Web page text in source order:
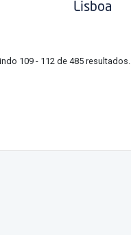
Lisboa
109 - 112 de 485 resultados.